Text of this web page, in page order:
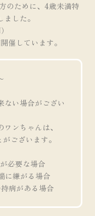
のために、4歳未満特
した。
催しています。
ない場合がござい
ンちゃんは、
ございます。
必要な場合
に嫌がる場合
病がある場合